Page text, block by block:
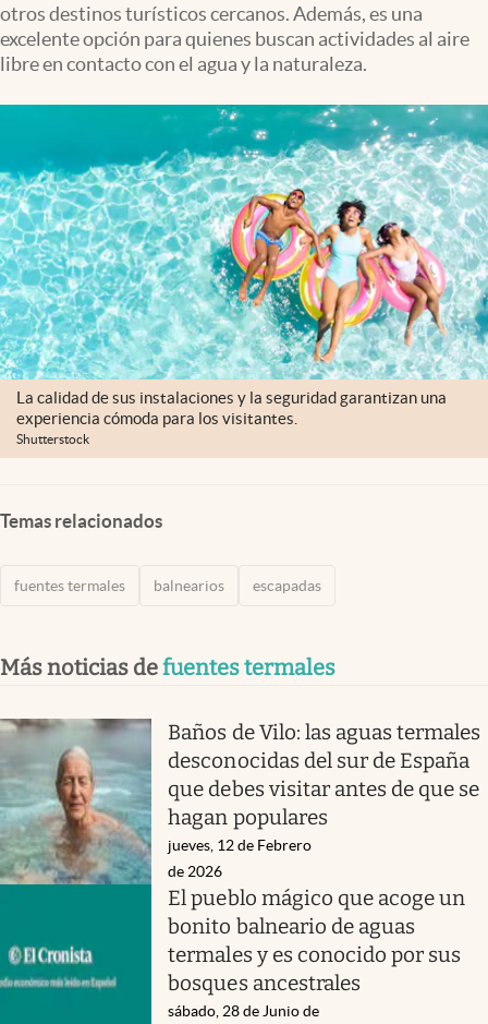
Clima
Espiritualidad
otros destinos turísticos cercanos. Además, es una
excelente opción para quienes buscan actividades al aire
libre en contacto con el agua y la naturaleza.
La calidad de sus instalaciones y la seguridad garantizan una
experiencia cómoda para los visitantes.
Shutterstock
Temas relacionados
fuentes termales balnearios escapadas
Más noticias defuentes termales
Baños de Vilo: las aguas termales
desconocidas del sur de España
que debes visitar antes de que se
hagan populares
jueves, 12 de Febrero
de 2026
El pueblo mágico que acoge un
bonito balneario de aguas
termales y es conocido por sus
bosques ancestrales
sábado, 28 de Junio de